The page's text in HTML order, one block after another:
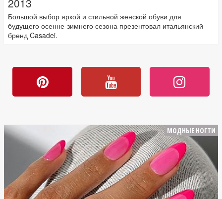
Большой выбор яркой и стильной женской обуви для
будущего осенне-зимнего сезона презентовал итальянский
бренд Casadei.
МОДНЫЕ НОГТИ